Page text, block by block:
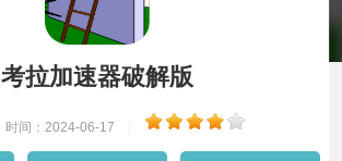
考拉加速器破解版
时间：2024-06-17